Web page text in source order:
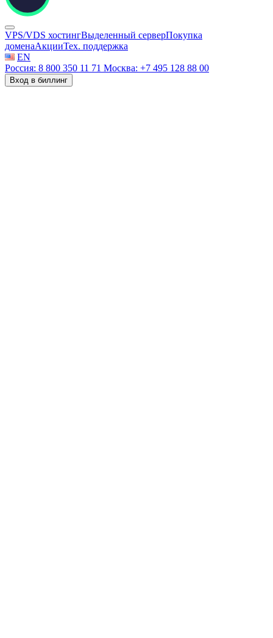
VPS/VDS хостингВыделенный серверПокупка
доменаАкцииТех. поддержка
EN
Россия: 8 800 350 11 71 Москва: +7 495 128 88 00
Вход в биллинг